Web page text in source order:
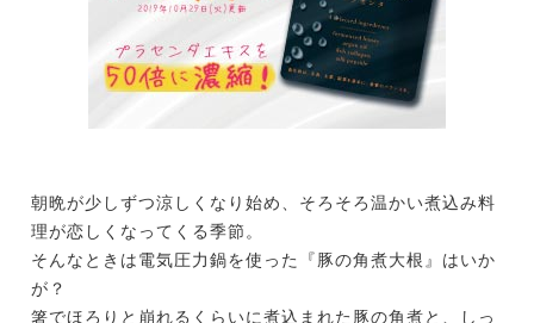
朝晩が少しずつ涼しくなり始め、そろそろ温かい煮込み料
理が恋しくなってくる季節。
そんなときは電気圧力鍋を使った『豚の角煮大根』はいか
が？
箸でほろりと崩れるくらいに煮込まれた豚の角煮と、しっ